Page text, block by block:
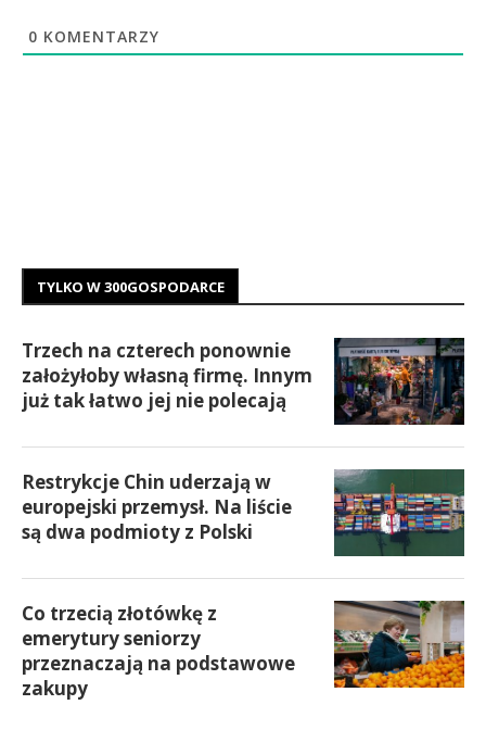
0 KOMENTARZY
TYLKO W 300GOSPODARCE
Trzech na czterech ponownie
założyłoby własną firmę. Innym
już tak łatwo jej nie polecają
Restrykcje Chin uderzają w
europejski przemysł. Na liście
są dwa podmioty z Polski
Co trzecią złotówkę z
emerytury seniorzy
przeznaczają na podstawowe
zakupy